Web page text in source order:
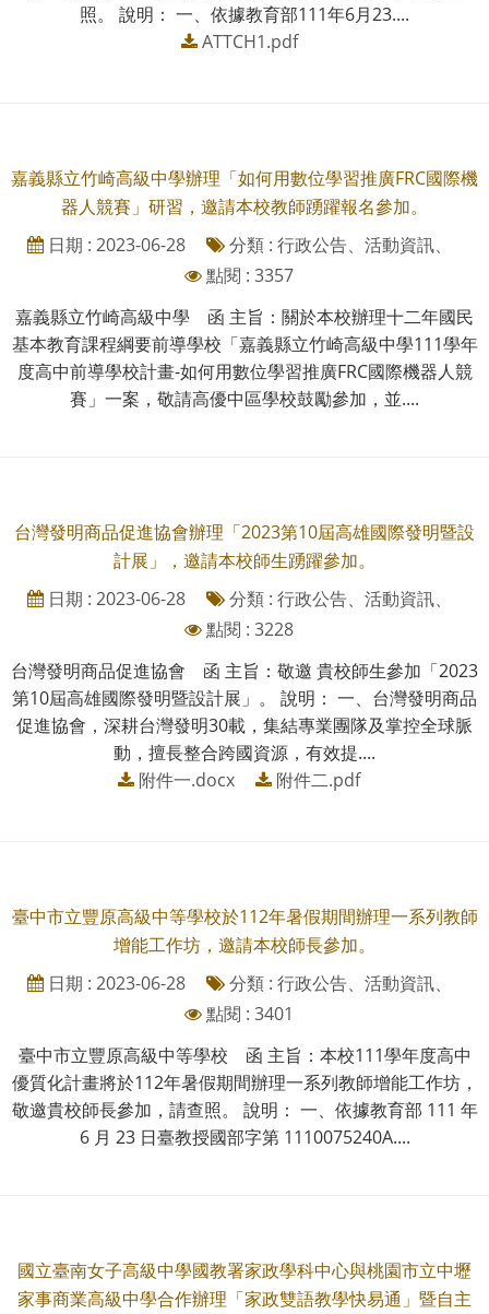
照。 說明： 一、依據教育部111年6月23....
ATTCH1.pdf
嘉義縣立竹崎高級中學辦理「如何用數位學習推廣FRC國際機
器人競賽」研習，邀請本校教師踴躍報名參加。
日期 : 2023-06-28
分類 : 行政公告、活動資訊、
點閱 : 3357
嘉義縣立竹崎高級中學 函 主旨：關於本校辦理十二年國民
基本教育課程綱要前導學校「嘉義縣立竹崎高級中學111學年
度高中前導學校計畫-如何用數位學習推廣FRC國際機器人競
賽」一案，敬請高優中區學校鼓勵參加，並....
台灣發明商品促進協會辦理「2023第10屆高雄國際發明暨設
計展」，邀請本校師生踴躍參加。
日期 : 2023-06-28
分類 : 行政公告、活動資訊、
點閱 : 3228
台灣發明商品促進協會 函 主旨：敬邀 貴校師生參加「2023
第10屆高雄國際發明暨設計展」。 說明： 一、台灣發明商品
促進協會，深耕台灣發明30載，集結專業團隊及掌控全球脈
動，擅長整合跨國資源，有效提....
附件一.docx
附件二.pdf
臺中市立豐原高級中等學校於112年暑假期間辦理一系列教師
增能工作坊，邀請本校師長參加。
日期 : 2023-06-28
分類 : 行政公告、活動資訊、
點閱 : 3401
臺中市立豐原高級中等學校 函 主旨：本校111學年度高中
優質化計畫將於112年暑假期間辦理一系列教師增能工作坊，
敬邀貴校師長參加，請查照。 說明： 一、依據教育部 111 年
6 月 23 日臺教授國部字第 1110075240A....
國立臺南女子高級中學國教署家政學科中心與桃園市立中壢
家事商業高級中學合作辦理「家政雙語教學快易通」暨自主